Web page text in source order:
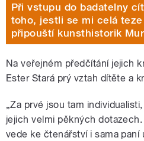
Při vstupu do badatelny
toho, jestli se mi celá
připouští kunsthistorik
Na veřejném předčítání jejich
Ester Stará prý vztah dítěte a
„Za prvé jsou tam
jejich velmi pěkných
vede ke čtenářství i sama